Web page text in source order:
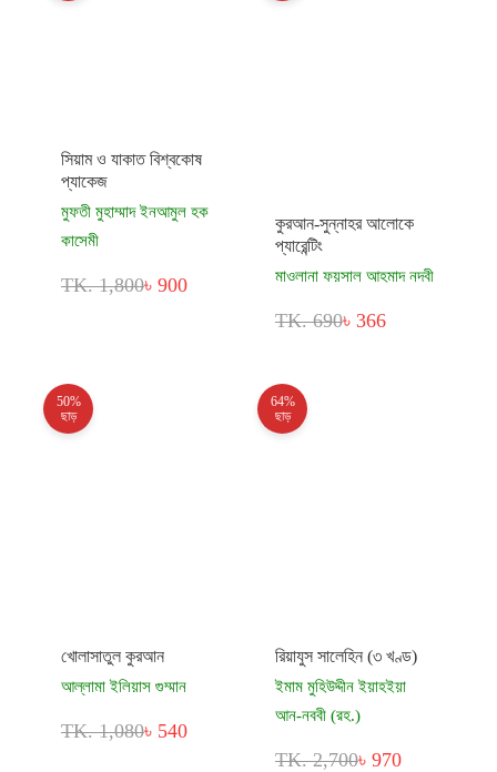
সিয়াম ও যাকাত বিশ্বকোষ
প্যাকেজ
মুফতী মুহাম্মাদ ইনআমুল হক
কাসেমী
TK. 1,800৳ 900
কুরআন-সুন্নাহর আলোকে
প্যারেন্টিং
মাওলানা ফয়সাল আহমাদ নদবী
TK. 690৳ 366
50%
ছাড়
খোলাসাতুল কুরআন
আল্লামা ইলিয়াস গুম্মান
TK. 1,080৳ 540
64%
ছাড়
রিয়াযুস সালেহিন (৩ খণ্ড)
ইমাম মুহিউদ্দীন ইয়াহইয়া
আন-নববী (রহ.)
TK. 2,700৳ 970